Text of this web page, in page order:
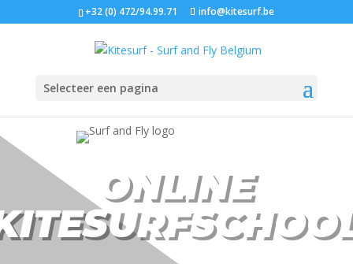
+32 (0) 472/94.99.71 info@kitesurf.be
Selecteer een pagina
ONLINE